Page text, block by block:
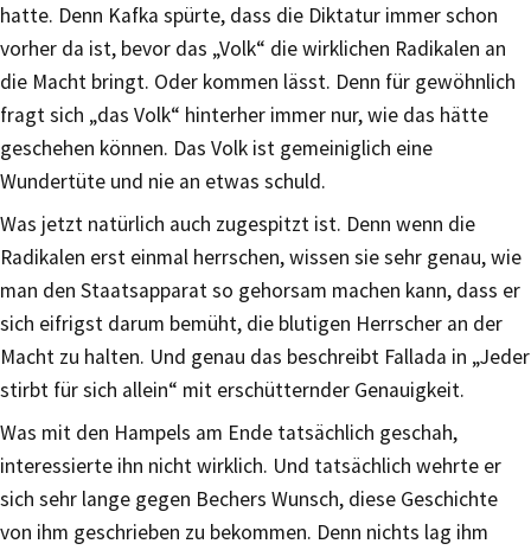
hatte. Denn Kafka spürte, dass die Diktatur immer schon
vorher da ist, bevor das „Volk“ die wirklichen Radikalen an
die Macht bringt. Oder kommen lässt. Denn für gewöhnlich
fragt sich „das Volk“ hinterher immer nur, wie das hätte
geschehen können. Das Volk ist gemeiniglich eine
Wundertüte und nie an etwas schuld.
Was jetzt natürlich auch zugespitzt ist. Denn wenn die
Radikalen erst einmal herrschen, wissen sie sehr genau, wie
man den Staatsapparat so gehorsam machen kann, dass er
sich eifrigst darum bemüht, die blutigen Herrscher an der
Macht zu halten. Und genau das beschreibt Fallada in „Jeder
stirbt für sich allein“ mit erschütternder Genauigkeit.
Was mit den Hampels am Ende tatsächlich geschah,
interessierte ihn nicht wirklich. Und tatsächlich wehrte er
sich sehr lange gegen Bechers Wunsch, diese Geschichte
von ihm geschrieben zu bekommen. Denn nichts lag ihm